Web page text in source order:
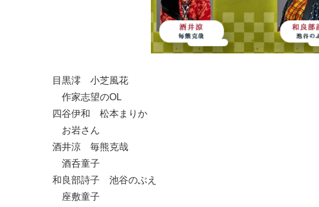
目黒澪 小芝風花
作家志望のOL
四谷伊和 松本まりか
お岩さん
酒井涼 毎熊克哉
酒呑童子
和良部詩子 池谷のぶえ
座敷童子